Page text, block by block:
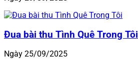
Đua bài thu Tình Quê Trong Tôi
Ngày 25/09/2025